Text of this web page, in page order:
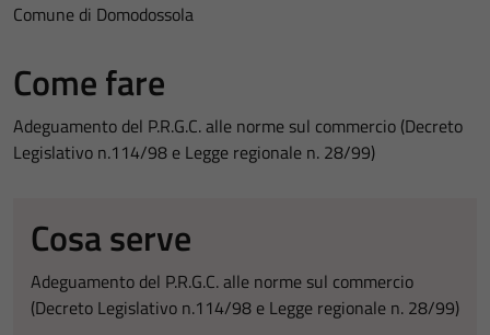
Comune di Domodossola
Come fare
Adeguamento del P.R.G.C. alle norme sul commercio (Decreto
Legislativo n.114/98 e Legge regionale n. 28/99)
Cosa serve
Adeguamento del P.R.G.C. alle norme sul commercio
(Decreto Legislativo n.114/98 e Legge regionale n. 28/99)